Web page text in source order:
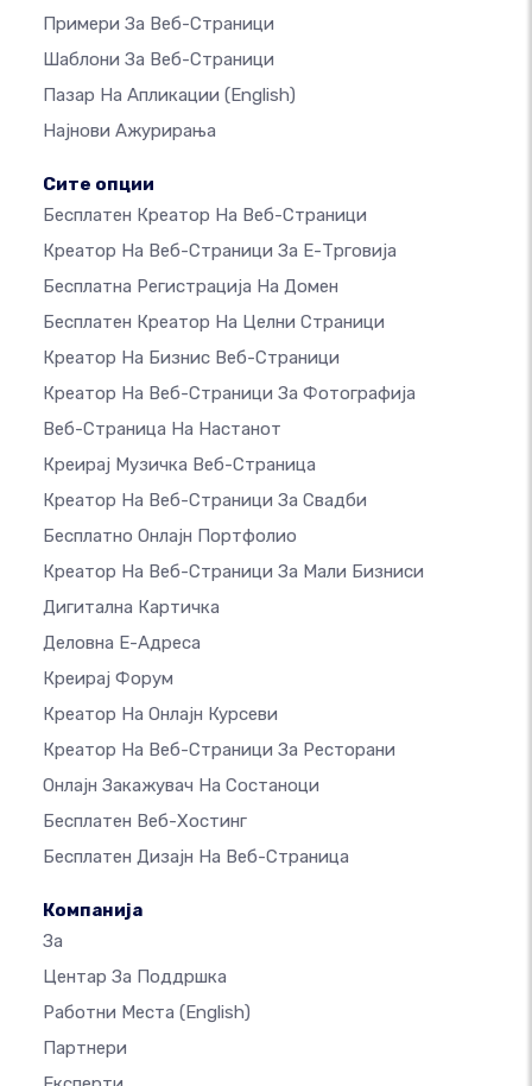
Примери За Веб-Страници
Шаблони За Веб-Страници
Пазар На Апликации (English)
Најнови Ажурирања
Сите опции
Бесплатен Креатор На Веб-Страници
Креатор На Веб-Страници За Е-Трговија
Бесплатна Регистрација На Домен
Бесплатен Креатор На Целни Страници
Креатор На Бизнис Веб-Страници
Креатор На Веб-Страници За Фотографија
Веб-Страница На Настанот
Креирај Музичка Веб-Страница
Креатор На Веб-Страници За Свадби
Бесплатно Онлајн Портфолио
Креатор На Веб-Страници За Мали Бизниси
Дигитална Картичка
Деловна Е-Адреса
Креирај Форум
Креатор На Онлајн Курсеви
Креатор На Веб-Страници За Ресторани
Онлајн Закажувач На Состаноци
Бесплатен Веб-Хостинг
Бесплатен Дизајн На Веб-Страница
Компанија
За
Центар За Поддршка
Работни Места (English)
Партнери